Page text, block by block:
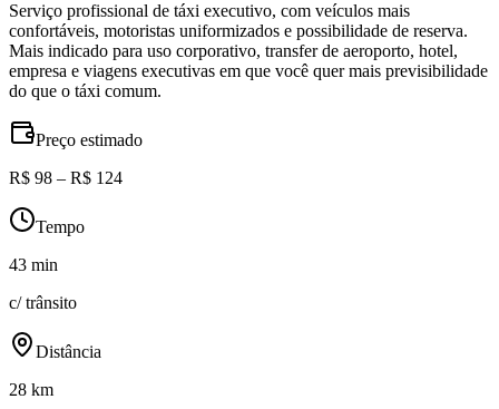
Serviço profissional de táxi executivo, com veículos mais
confortáveis, motoristas uniformizados e possibilidade de reserva.
Mais indicado para uso corporativo, transfer de aeroporto, hotel,
empresa e viagens executivas em que você quer mais previsibilidade
do que o táxi comum.
Preço estimado
R$ 98 – R$ 124
Tempo
43 min
c/ trânsito
Distância
28 km